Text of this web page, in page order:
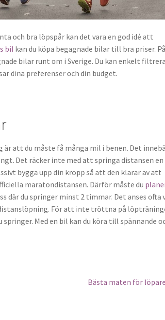
och bra löpspår kan det vara en god idé att
bil kan du köpa begagnade bilar till bra priser. På
bilar runt om i Sverige. Du kan enkelt
dina preferenser och din budget.
att du måste få många mil i benen. Det
Det räcker inte med att springa distansen en
bygga upp din kropp så att den klarar av att
maratondistansen. Därför måste du
där du springer minst 2 timmar. Det anses ofta
För att inte tröttna på
Med en bil kan du köra till spännande
Bästa maten för löpare